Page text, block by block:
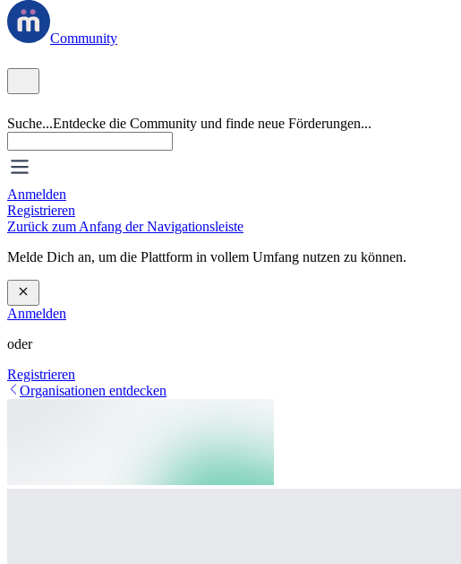
Community
Suche...Entdecke die Community und finde neue Förderungen...
Anmelden
Registrieren
Zurück zum Anfang der Navigationsleiste
Melde Dich an, um die Plattform in vollem Umfang nutzen zu können.
Anmelden
oder
Registrieren
Organisationen entdecken